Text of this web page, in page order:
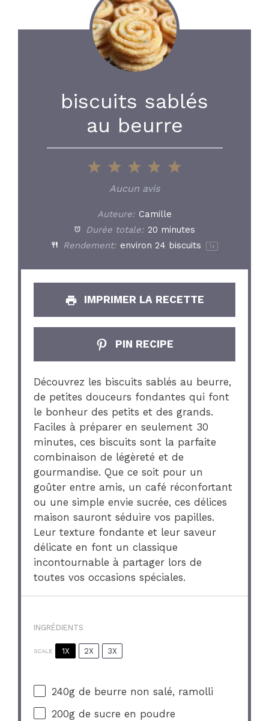
biscuits sablés
au beurre
5
4
3
Stars
2
Stars
1
Star
Aucun avis
Auteure: Camille
Durée totale: 20 minutes
Rendement: environ 24 biscuits 1x
IMPRIMER LA RECETTE
PIN RECIPE
Découvrez les biscuits sablés au beurre,
de petites douceurs fondantes qui font
le bonheur des petits et des grands.
Faciles à préparer en seulement 30
minutes, ces biscuits sont la parfaite
combinaison de légèreté et de
gourmandise. Que ce soit pour un
goûter entre amis, un café réconfortant
ou une simple envie sucrée, ces délices
maison sauront séduire vos papilles.
Leur texture fondante et leur saveur
délicate en font un classique
incontournable à partager lors de
toutes vos occasions spéciales.
INGRÉDIENTS
SCALE 1X 2X 3X
240g de beurre non salé, ramolli
200g de sucre en poudre